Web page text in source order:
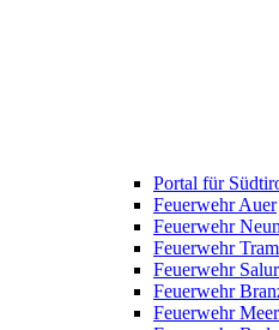
Portal für
Feuerwehr Auer
Feuerwehr
Feuerwehr
Feuerwehr
Feuerwehr
Feuerwehr